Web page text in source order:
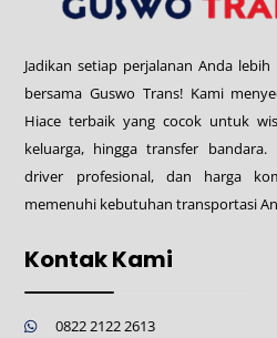
Jadikan setiap perjalanan Anda
bersama Guswo Trans! Kami
Hiace terbaik yang cocok untuk
keluarga, hingga transfer bandara.
driver profesional, dan harga
memenuhi kebutuhan transportasi
Kontak Kami
0822 2122 2613